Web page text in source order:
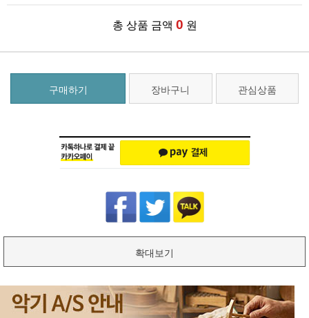
총 상품 금액 0 원
구매하기 장바구니 관심상품
확대보기